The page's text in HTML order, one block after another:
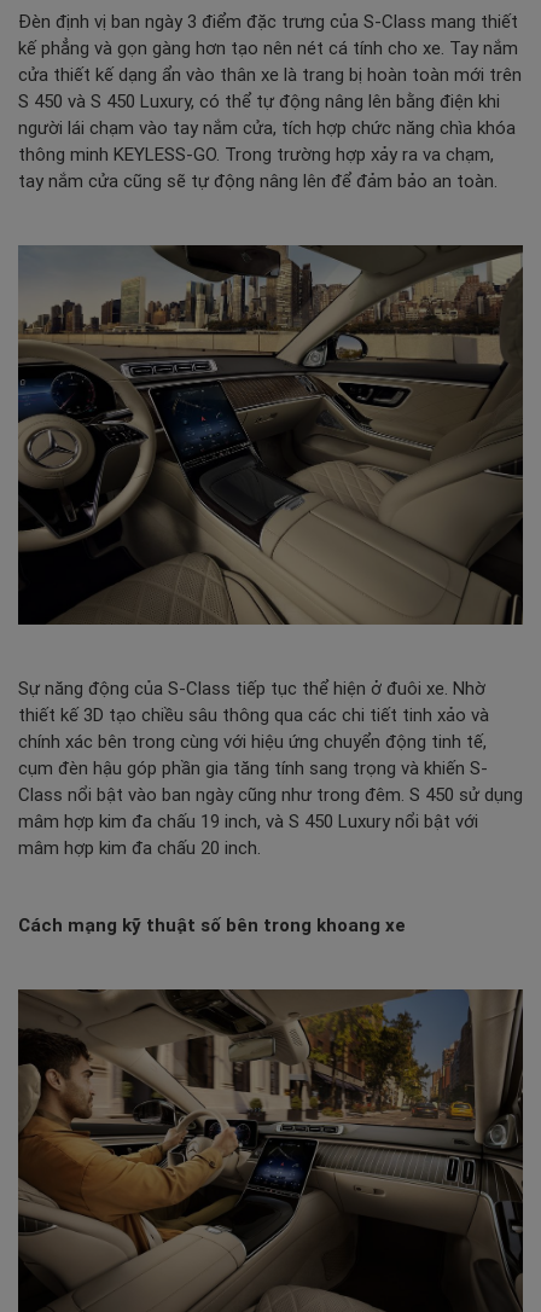
Đèn định vị ban ngày 3 điểm đặc trưng của S-Class mang thiết
kế phẳng và gọn gàng hơn tạo nên nét cá tính cho xe. Tay nắm
cửa thiết kế dạng ẩn vào thân xe là trang bị hoàn toàn mới trên
S 450 và S 450 Luxury, có thể tự động nâng lên bằng điện khi
người lái chạm vào tay nắm cửa, tích hợp chức năng chìa khóa
thông minh KEYLESS-GO. Trong trường hợp xảy ra va chạm,
tay nắm cửa cũng sẽ tự động nâng lên để đảm bảo an toàn.
Sự năng động của S-Class tiếp tục thể hiện ở đuôi xe. Nhờ
thiết kế 3D tạo chiều sâu thông qua các chi tiết tinh xảo và
chính xác bên trong cùng với hiệu ứng chuyển động tinh tế,
cụm đèn hậu góp phần gia tăng tính sang trọng và khiến S-
Class nổi bật vào ban ngày cũng như trong đêm. S 450 sử dụng
mâm hợp kim đa chấu 19 inch, và S 450 Luxury nổi bật với
mâm hợp kim đa chấu 20 inch.
Cách mạng kỹ thuật số bên trong khoang xe